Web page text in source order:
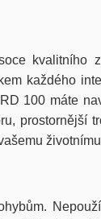
kvalitního
každého
100 máte
, prostornější
životnímu